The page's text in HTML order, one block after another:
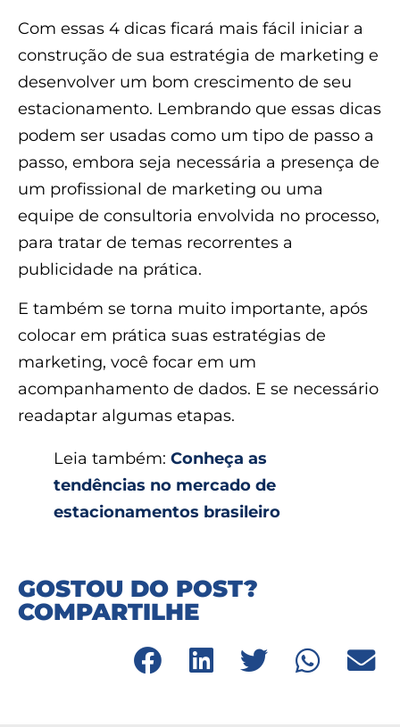
Com essas 4 dicas ficará mais fácil iniciar a
construção de sua estratégia de marketing e
desenvolver um bom crescimento de seu
estacionamento. Lembrando que essas dicas
podem ser usadas como um tipo de passo a
passo, embora seja necessária a presença de
um profissional de marketing ou uma
equipe de consultoria envolvida no processo,
para tratar de temas recorrentes a
publicidade na prática.
E também se torna muito importante, após
colocar em prática suas estratégias de
marketing, você focar em um
acompanhamento de dados. E se necessário
readaptar algumas etapas.
Leia também: Conheça as
tendências no mercado de
estacionamentos brasileiro
GOSTOU DO POST?
COMPARTILHE